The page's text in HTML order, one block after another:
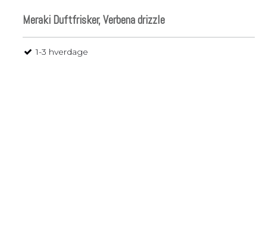
Meraki Duftfrisker, Verbena drizzle
1-3 hverdage